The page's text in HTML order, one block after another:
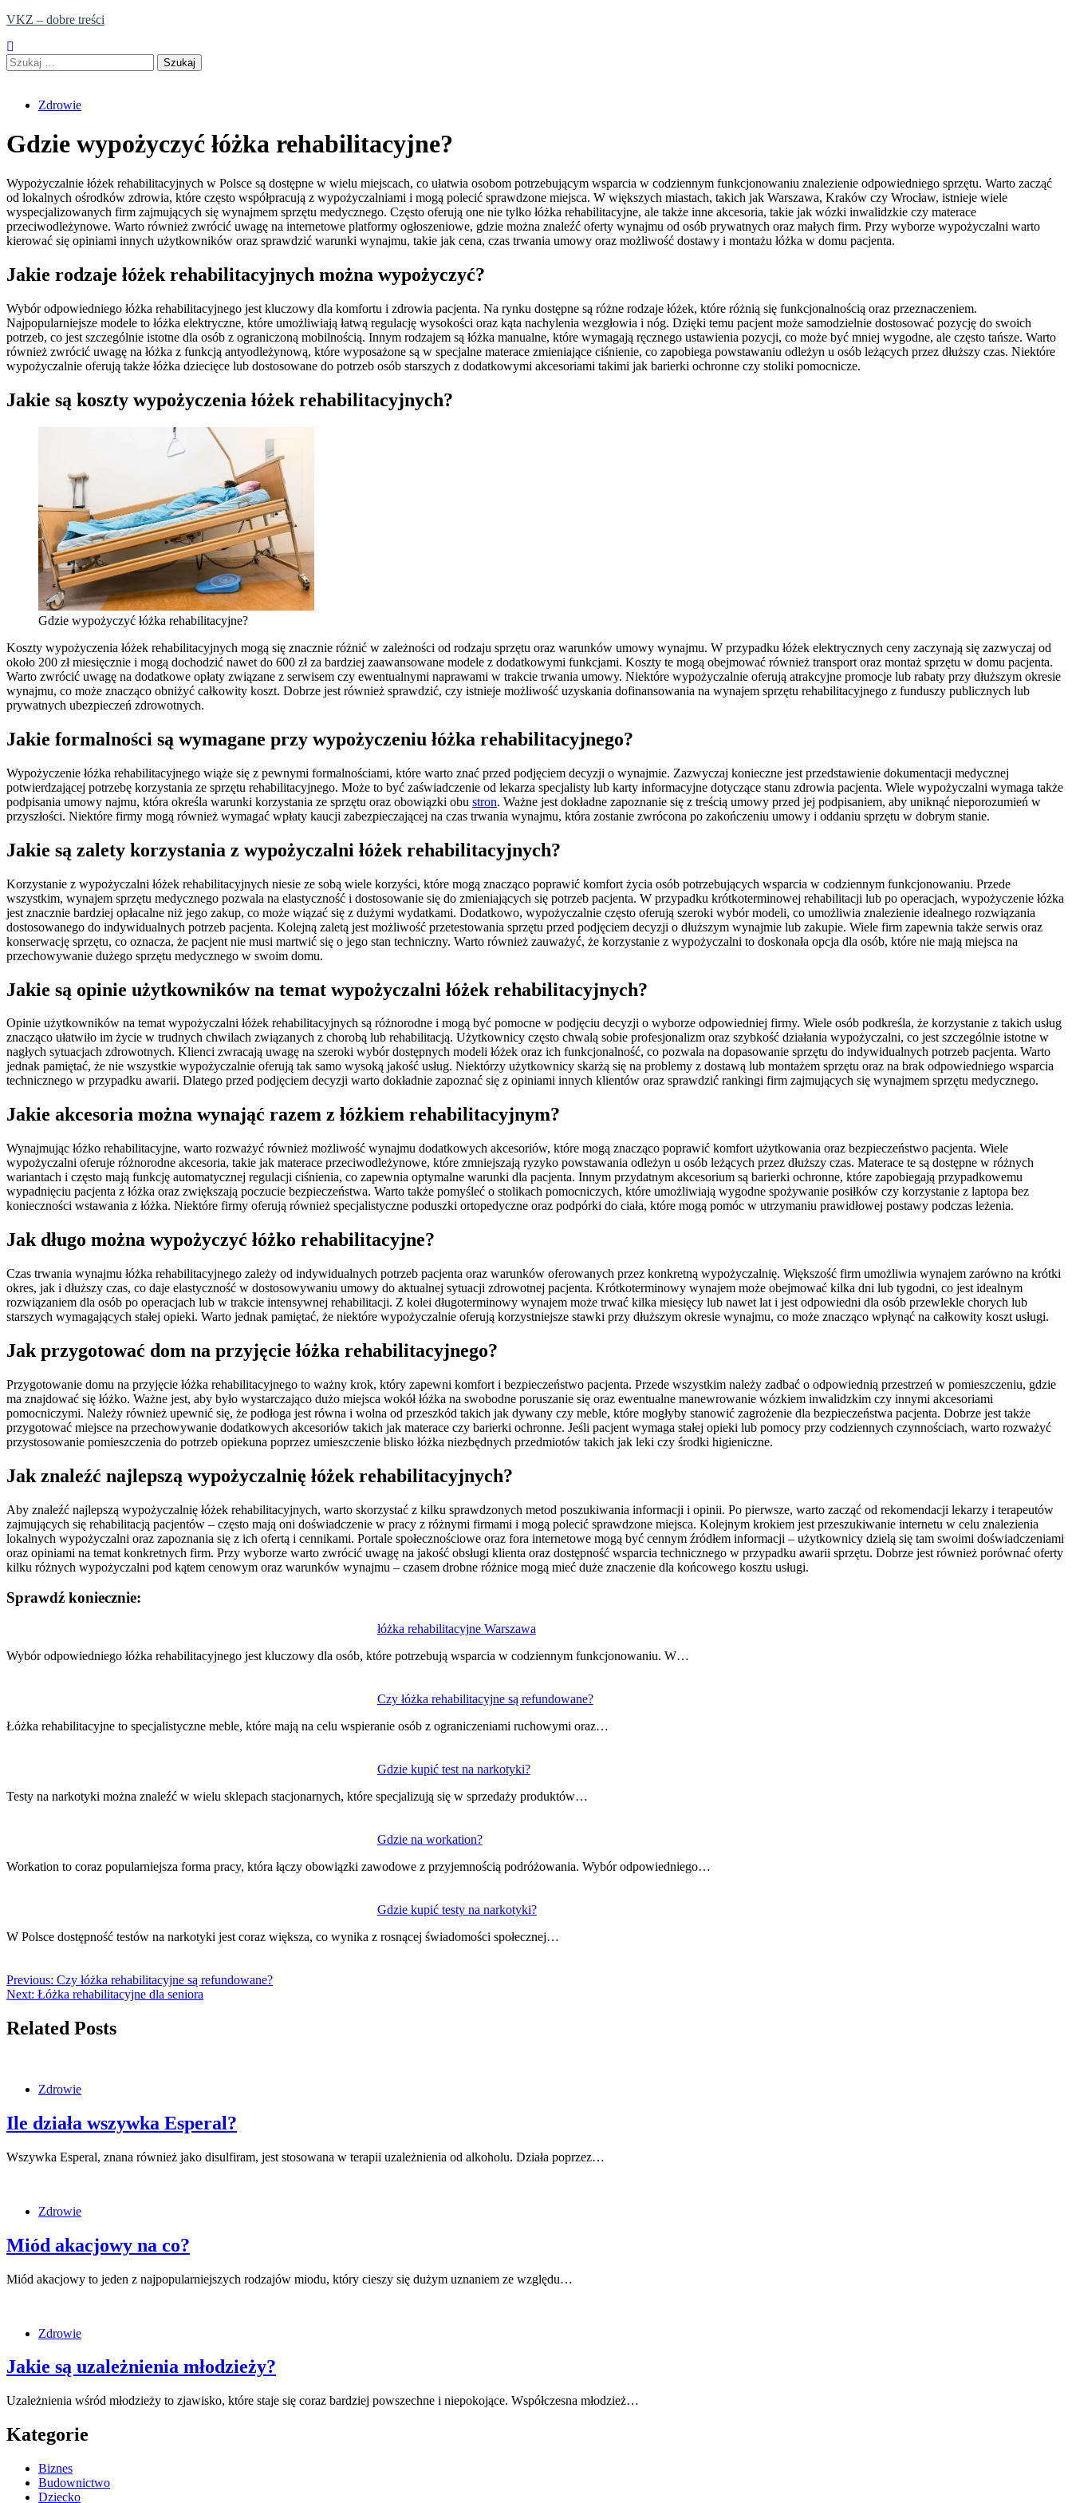
Skip
content
VKZ – dobre treści
Szukaj:
Zdrowie
Gdzie wypożyczyć łóżka rehabilitacyjne?
Wypożyczalnie łóżek rehabilitacyjnych w Polsce są dostępne w wielu miejscach, co ułatwia osobom potrzebującym wsparcia w codziennym funkcjonowaniu znalezienie odpowiedniego sprzętu. Warto zacząć
od lokalnych ośrodków zdrowia, które często współpracują z wypożyczalniami i mogą polecić sprawdzone miejsca. W większych miastach, takich jak Warszawa, Kraków czy Wrocław, istnieje wiele
wyspecjalizowanych firm zajmujących się wynajmem sprzętu medycznego. Często oferują one nie tylko łóżka rehabilitacyjne, ale także inne akcesoria, takie jak wózki inwalidzkie czy materace
przeciwodleżynowe. Warto również zwrócić uwagę na internetowe platformy ogłoszeniowe, gdzie można znaleźć oferty wynajmu od osób prywatnych oraz małych firm. Przy wyborze wypożyczalni warto
kierować się opiniami innych użytkowników oraz sprawdzić warunki wynajmu, takie jak cena, czas trwania umowy oraz możliwość dostawy i montażu łóżka w domu pacjenta.
Jakie rodzaje łóżek rehabilitacyjnych można wypożyczyć?
Wybór odpowiedniego łóżka rehabilitacyjnego jest kluczowy dla komfortu i zdrowia pacjenta. Na rynku dostępne są różne rodzaje łóżek, które różnią się funkcjonalnością oraz przeznaczeniem.
Najpopularniejsze modele to łóżka elektryczne, które umożliwiają łatwą regulację wysokości oraz kąta nachylenia wezgłowia i nóg. Dzięki temu pacjent może samodzielnie dostosować pozycję do swoich
potrzeb, co jest szczególnie istotne dla osób z ograniczoną mobilnością. Innym rodzajem są łóżka manualne, które wymagają ręcznego ustawienia pozycji, co może być mniej wygodne, ale często tańsze. Warto
również zwrócić uwagę na łóżka z funkcją antyodleżynową, które wyposażone są w specjalne materace zmieniające ciśnienie, co zapobiega powstawaniu odleżyn u osób leżących przez dłuższy czas. Niektóre
wypożyczalnie oferują także łóżka dziecięce lub dostosowane do potrzeb osób starszych z dodatkowymi akcesoriami takimi jak barierki ochronne czy stoliki pomocnicze.
Jakie są koszty wypożyczenia łóżek rehabilitacyjnych?
Gdzie wypożyczyć łóżka rehabilitacyjne?
Koszty wypożyczenia łóżek rehabilitacyjnych mogą się znacznie różnić w zależności od rodzaju sprzętu oraz warunków umowy wynajmu. W przypadku łóżek elektrycznych ceny zaczynają się zazwyczaj od
około 200 zł miesięcznie i mogą dochodzić nawet do 600 zł za bardziej zaawansowane modele z dodatkowymi funkcjami. Koszty te mogą obejmować również transport oraz montaż sprzętu w domu pacjenta.
Warto zwrócić uwagę na dodatkowe opłaty związane z serwisem czy ewentualnymi naprawami w trakcie trwania umowy. Niektóre wypożyczalnie oferują atrakcyjne promocje lub rabaty przy dłuższym okresie
wynajmu, co może znacząco obniżyć całkowity koszt. Dobrze jest również sprawdzić, czy istnieje możliwość uzyskania dofinansowania na wynajem sprzętu rehabilitacyjnego z funduszy publicznych lub
prywatnych ubezpieczeń zdrowotnych.
Jakie formalności są wymagane przy wypożyczeniu łóżka rehabilitacyjnego?
Wypożyczenie łóżka rehabilitacyjnego wiąże się z pewnymi formalnościami, które warto znać przed podjęciem decyzji o wynajmie. Zazwyczaj konieczne jest przedstawienie dokumentacji medycznej
potwierdzającej potrzebę korzystania ze sprzętu rehabilitacyjnego. Może to być zaświadczenie od lekarza specjalisty lub karty informacyjne dotyczące stanu zdrowia pacjenta. Wiele wypożyczalni wymaga także
podpisania umowy najmu, która określa warunki korzystania ze sprzętu oraz obowiązki obu stron. Ważne jest dokładne zapoznanie się z treścią umowy przed jej podpisaniem, aby uniknąć nieporozumień w
przyszłości. Niektóre firmy mogą również wymagać wpłaty kaucji zabezpieczającej na czas trwania wynajmu, która zostanie zwrócona po zakończeniu umowy i oddaniu sprzętu w dobrym stanie.
Jakie są zalety korzystania z wypożyczalni łóżek rehabilitacyjnych?
Korzystanie z wypożyczalni łóżek rehabilitacyjnych niesie ze sobą wiele korzyści, które mogą znacząco poprawić komfort życia osób potrzebujących wsparcia w codziennym funkcjonowaniu. Przede
wszystkim, wynajem sprzętu medycznego pozwala na elastyczność i dostosowanie się do zmieniających się potrzeb pacjenta. W przypadku krótkoterminowej rehabilitacji lub po operacjach, wypożyczenie łóżka
jest znacznie bardziej opłacalne niż jego zakup, co może wiązać się z dużymi wydatkami. Dodatkowo, wypożyczalnie często oferują szeroki wybór modeli, co umożliwia znalezienie idealnego rozwiązania
dostosowanego do indywidualnych potrzeb pacjenta. Kolejną zaletą jest możliwość przetestowania sprzętu przed podjęciem decyzji o dłuższym wynajmie lub zakupie. Wiele firm zapewnia także serwis oraz
konserwację sprzętu, co oznacza, że pacjent nie musi martwić się o jego stan techniczny. Warto również zauważyć, że korzystanie z wypożyczalni to doskonała opcja dla osób, które nie mają miejsca na
przechowywanie dużego sprzętu medycznego w swoim domu.
Jakie są opinie użytkowników na temat wypożyczalni łóżek rehabilitacyjnych?
Opinie użytkowników na temat wypożyczalni łóżek rehabilitacyjnych są różnorodne i mogą być pomocne w podjęciu decyzji o wyborze odpowiedniej firmy. Wiele osób podkreśla, że korzystanie z takich usług
znacząco ułatwiło im życie w trudnych chwilach związanych z chorobą lub rehabilitacją. Użytkownicy często chwalą sobie profesjonalizm oraz szybkość działania wypożyczalni, co jest szczególnie istotne w
nagłych sytuacjach zdrowotnych. Klienci zwracają uwagę na szeroki wybór dostępnych modeli łóżek oraz ich funkcjonalność, co pozwala na dopasowanie sprzętu do indywidualnych potrzeb pacjenta. Warto
jednak pamiętać, że nie wszystkie wypożyczalnie oferują tak samo wysoką jakość usług. Niektórzy użytkownicy skarżą się na problemy z dostawą lub montażem sprzętu oraz na brak odpowiedniego wsparcia
technicznego w przypadku awarii. Dlatego przed podjęciem decyzji warto dokładnie zapoznać się z opiniami innych klientów oraz sprawdzić rankingi firm zajmujących się wynajmem sprzętu medycznego.
Jakie akcesoria można wynająć razem z łóżkiem rehabilitacyjnym?
Wynajmując łóżko rehabilitacyjne, warto rozważyć również możliwość wynajmu dodatkowych akcesoriów, które mogą znacząco poprawić komfort użytkowania oraz bezpieczeństwo pacjenta. Wiele
wypożyczalni oferuje różnorodne akcesoria, takie jak materace przeciwodleżynowe, które zmniejszają ryzyko powstawania odleżyn u osób leżących przez dłuższy czas. Materace te są dostępne w różnych
wariantach i często mają funkcję automatycznej regulacji ciśnienia, co zapewnia optymalne warunki dla pacjenta. Innym przydatnym akcesorium są barierki ochronne, które zapobiegają przypadkowemu
wypadnięciu pacjenta z łóżka oraz zwiększają poczucie bezpieczeństwa. Warto także pomyśleć o stolikach pomocniczych, które umożliwiają wygodne spożywanie posiłków czy korzystanie z laptopa bez
konieczności wstawania z łóżka. Niektóre firmy oferują również specjalistyczne poduszki ortopedyczne oraz podpórki do ciała, które mogą pomóc w utrzymaniu prawidłowej postawy podczas leżenia.
Jak długo można wypożyczyć łóżko rehabilitacyjne?
Czas trwania wynajmu łóżka rehabilitacyjnego zależy od indywidualnych potrzeb pacjenta oraz warunków oferowanych przez konkretną wypożyczalnię. Większość firm umożliwia wynajem zarówno na krótki
okres, jak i dłuższy czas, co daje elastyczność w dostosowywaniu umowy do aktualnej sytuacji zdrowotnej pacjenta. Krótkoterminowy wynajem może obejmować kilka dni lub tygodni, co jest idealnym
rozwiązaniem dla osób po operacjach lub w trakcie intensywnej rehabilitacji. Z kolei długoterminowy wynajem może trwać kilka miesięcy lub nawet lat i jest odpowiedni dla osób przewlekle chorych lub
starszych wymagających stałej opieki. Warto jednak pamiętać, że niektóre wypożyczalnie oferują korzystniejsze stawki przy dłuższym okresie wynajmu, co może znacząco wpłynąć na całkowity koszt usługi.
Jak przygotować dom na przyjęcie łóżka rehabilitacyjnego?
Przygotowanie domu na przyjęcie łóżka rehabilitacyjnego to ważny krok, który zapewni komfort i bezpieczeństwo pacjenta. Przede wszystkim należy zadbać o odpowiednią przestrzeń w pomieszczeniu, gdzie
ma znajdować się łóżko. Ważne jest, aby było wystarczająco dużo miejsca wokół łóżka na swobodne poruszanie się oraz ewentualne manewrowanie wózkiem inwalidzkim czy innymi akcesoriami
pomocniczymi. Należy również upewnić się, że podłoga jest równa i wolna od przeszkód takich jak dywany czy meble, które mogłyby stanowić zagrożenie dla bezpieczeństwa pacjenta. Dobrze jest także
przygotować miejsce na przechowywanie dodatkowych akcesoriów takich jak materace czy barierki ochronne. Jeśli pacjent wymaga stałej opieki lub pomocy przy codziennych czynnościach, warto rozważyć
przystosowanie pomieszczenia do potrzeb opiekuna poprzez umieszczenie blisko łóżka niezbędnych przedmiotów takich jak leki czy środki higieniczne.
Jak znaleźć najlepszą wypożyczalnię łóżek rehabilitacyjnych?
Aby znaleźć najlepszą wypożyczalnię łóżek rehabilitacyjnych, warto skorzystać z kilku sprawdzonych metod poszukiwania informacji i opinii. Po pierwsze, warto zacząć od rekomendacji lekarzy i terapeutów
zajmujących się rehabilitacją pacjentów – często mają oni doświadczenie w pracy z różnymi firmami i mogą polecić sprawdzone miejsca. Kolejnym krokiem jest przeszukiwanie internetu w celu znalezienia
lokalnych wypożyczalni oraz zapoznania się z ich ofertą i cennikami. Portale społecznościowe oraz fora internetowe mogą być cennym źródłem informacji – użytkownicy dzielą się tam swoimi doświadczeniami
oraz opiniami na temat konkretnych firm. Przy wyborze warto zwrócić uwagę na jakość obsługi klienta oraz dostępność wsparcia technicznego w przypadku awarii sprzętu. Dobrze jest również porównać oferty
kilku różnych wypożyczalni pod kątem cenowym oraz warunków wynajmu – czasem drobne różnice mogą mieć duże znaczenie dla końcowego kosztu usługi.
Sprawdź koniecznie:
łóżka rehabilitacyjne Warszawa
Wybór odpowiedniego łóżka rehabilitacyjnego jest kluczowy dla osób, które potrzebują wsparcia w codziennym funkcjonowaniu. W…
Czy łóżka rehabilitacyjne są refundowane?
Łóżka rehabilitacyjne to specjalistyczne meble, które mają na celu wspieranie osób z ograniczeniami ruchowymi oraz…
Gdzie kupić test na narkotyki?
Testy na narkotyki można znaleźć w wielu sklepach stacjonarnych, które specjalizują się w sprzedaży produktów…
Gdzie na workation?
Workation to coraz popularniejsza forma pracy, która łączy obowiązki zawodowe z przyjemnością podróżowania. Wybór odpowiedniego…
Gdzie kupić testy na narkotyki?
W Polsce dostępność testów na narkotyki jest coraz większa, co wynika z rosnącej świadomości społecznej…
wpisu
Previous: Czy łóżka rehabilitacyjne są refundowane?
Next: Łóżka rehabilitacyjne dla seniora
Related Posts
Zdrowie
Ile działa wszywka Esperal?
Wszywka Esperal, znana również jako disulfiram, jest stosowana w terapii uzależnienia od alkoholu. Działa poprzez…
Zdrowie
Miód akacjowy na co?
Miód akacjowy to jeden z najpopularniejszych rodzajów miodu, który cieszy się dużym uznaniem ze względu…
Zdrowie
Jakie są uzależnienia młodzieży?
Uzależnienia wśród młodzieży to zjawisko, które staje się coraz bardziej powszechne i niepokojące. Współczesna młodzież…
Kategorie
Biznes
Budownictwo
Dziecko